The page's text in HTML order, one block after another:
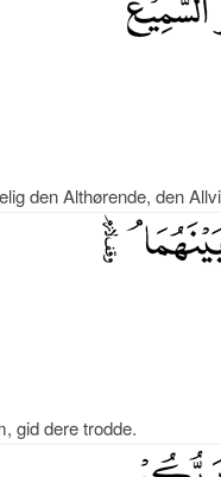
den Althørende, den
gid dere trodde.